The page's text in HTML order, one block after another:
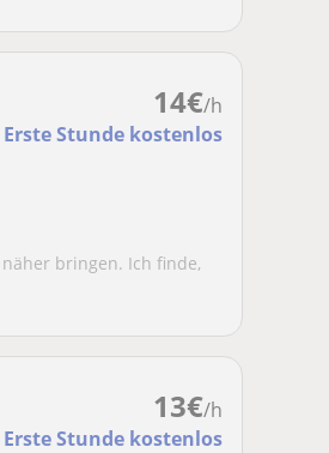
14€/h
Erste Stunde kostenlos
bringen. Ich finde,
13€/h
Erste Stunde kostenlos